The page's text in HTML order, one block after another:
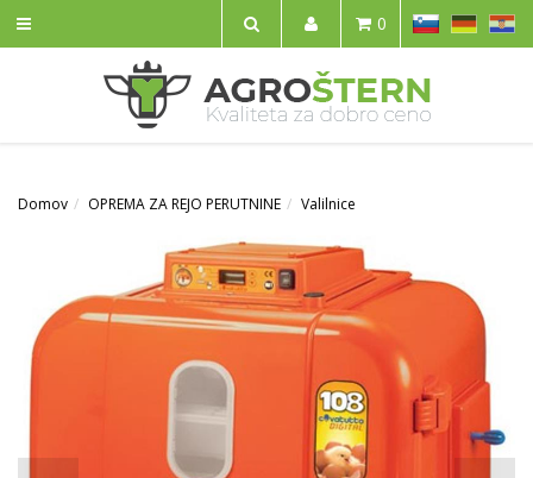
IŠČI
SL HR
0
Domov OPREMA ZA REJO PERUTNINE Valilnice